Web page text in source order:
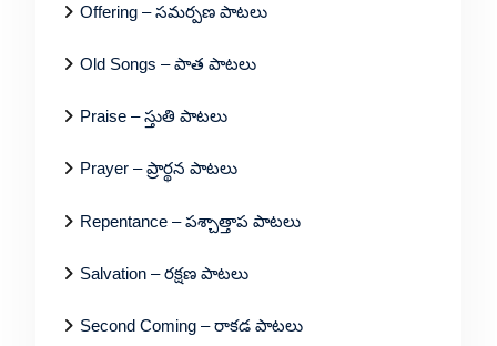
Offering – సమర్పణ పాటలు
Old Songs – పాత పాటలు
Praise – స్తుతి పాటలు
Prayer – ప్రార్థన పాటలు
Repentance – పశ్చాత్తాప పాటలు
Salvation – రక్షణ పాటలు
Second Coming – రాకడ పాటలు